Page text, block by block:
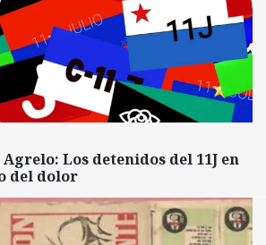
Los detenidos del 11J en
del dolor